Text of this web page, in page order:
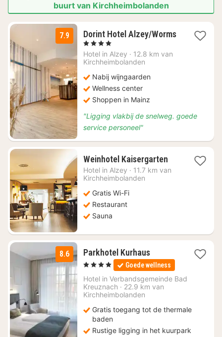
buurt van Kirchheimbolanden
7.9
Dorint Hotel Alzey/Worms
1
nacht
vanaf
98,28
, 4 Sterren
Hotel in Alzey · 12.8 km van
Kirchheimbolanden
Nabij wijngaarden
Wellness center
Shoppen in Mainz
"Ligging vlakbij de snelweg. goede
service personeel"
Weinhotel Kaisergarten1
nacht
Hotel in Alzey · 11.7 km van
Kirchheimbolanden
Gratis Wi-Fi
Restaurant
Sauna
8.6 Parkhotel Kurhaus1
nacht
vanaf
€
156
, 4 Sterren Goede wellness
Hotel in Verbandsgemeinde Bad
Kreuznach · 22.9 km van
Kirchheimbolanden
Gratis toegang tot de thermale
baden
Rustige ligging in het kuurpark